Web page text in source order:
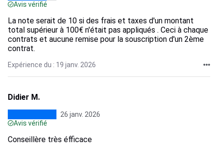
Avis vérifié
La note serait de 10 si des frais et taxes d'un montant
total supérieur à 100€ n'était pas appliqués . Ceci à chaque
contrats et aucune remise pour la souscription d'un 2ème
contrat.
Expérience du : 19 janv. 2026
Didier M.
26 janv. 2026
Avis vérifié
Conseillère très éfficace